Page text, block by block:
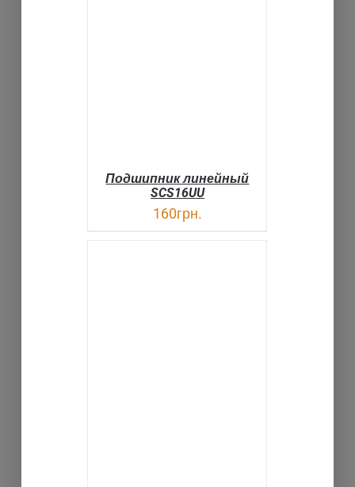
Подшипник линейный
SCS16UU
160грн.